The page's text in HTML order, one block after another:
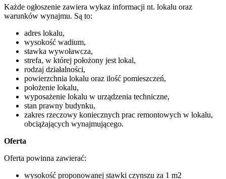
Każde ogłoszenie zawiera wykaz informacji nt. lokalu oraz
warunków wynajmu. Są to:
adres lokalu,
wysokość wadium,
stawka wywoławcza,
strefa, w której położony jest lokal,
rodzaj działalności,
powierzchnia lokalu oraz ilość pomieszczeń,
położenie lokalu,
wyposażenie lokalu w urządzenia techniczne,
stan prawny budynku,
zakres rzeczowy koniecznych prac remontowych w lokalu,
obciążających wynajmującego.
Oferta
Oferta powinna zawierać:
wysokość proponowanej stawki czynszu za 1 m2